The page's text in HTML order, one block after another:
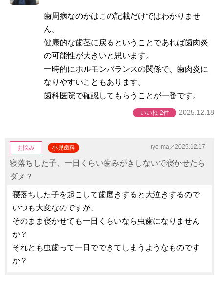
歯周病なのかはこの記載だけではわかりませ
ん。
健康的な歯茎に戻るということであれば歯肉炎
の可能性が大きいと思います。
一時的にホルモンバランスの関係で、歯肉炎に
なりやすいこともあります。
歯科医院で確認してもらうことが一番です。
いいね 2件 2025.12.18
ryo-ma／2025.12.17
お悩み 小児歯科
寝落ちした子、一日くらい歯みがきしないで寝かせたら
ダメ？
寝落ちした子を起こして歯磨きすると大泣きするので
いつも大変なのですが、
そのまま寝かせても一日くらいなら虫歯になりません
か？
それとも虫歯って一日でできてしまうようなものです
か？